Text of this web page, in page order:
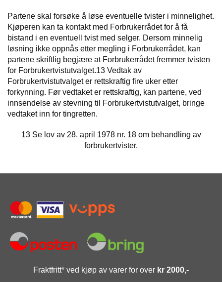
Partene skal forsøke å løse eventuelle tvister i minnelighet.
Kjøperen kan ta kontakt med Forbrukerrådet for å få
bistand i en eventuell tvist med selger. Dersom minnelig
løsning ikke oppnås etter megling i Forbrukerrådet, kan
partene skriftlig begjære at Forbrukerrådet fremmer tvisten
for Forbrukertvistutvalget.13 Vedtak av
Forbrukertvistutvalget er rettskraftig fire uker etter
forkynning. Før vedtaket er rettskraftig, kan partene, ved
innsendelse av stevning til Forbrukertvistutvalget, bringe
vedtaket inn for tingretten.
13 Se lov av 28. april 1978 nr. 18 om behandling av
forbrukertvister.
Fraktfritt* ved kjøp av varer for over kr 2000,-